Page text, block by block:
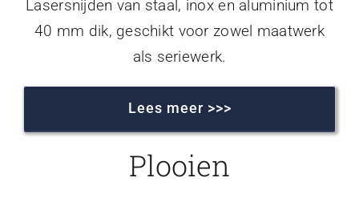
Lasersnijden van staal, inox en aluminium tot
40 mm dik, geschikt voor zowel maatwerk
als seriewerk.
Lees meer >>>
Plooien